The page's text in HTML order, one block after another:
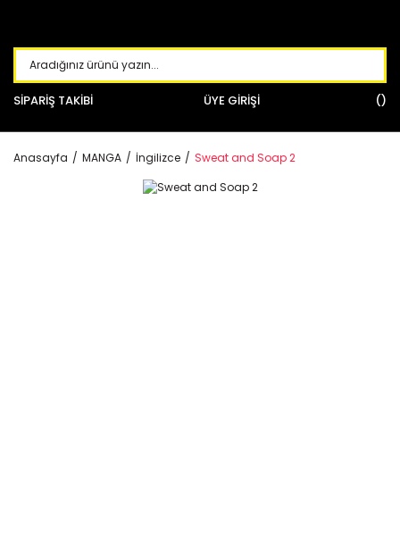
SİPARİŞ TAKİBİ ÜYE GİRİŞİ
Anasayfa MANGA İngilizce Sweat and Soap 2